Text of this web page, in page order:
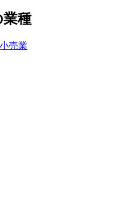
業種
小売業